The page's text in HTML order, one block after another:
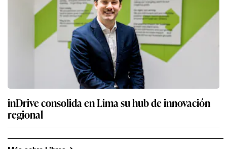
inDrive consolida en Lima su hub de innovación
regional